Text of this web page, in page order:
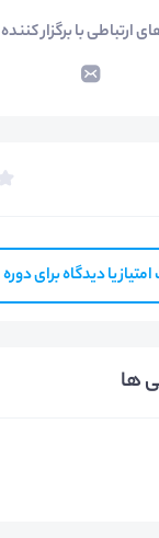
ارتباطی با برگزار کننده
یا دیدگاه برای دوره
ها